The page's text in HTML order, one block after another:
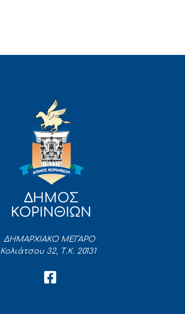
ΔΗΜΟΣ
ΚΟΡΙΝΘΙΩΝ
ΔΗΜΑΡΧΙΑΚΟ ΜΕΓΑΡΟ
Κολιάτσου 32, Τ.Κ. 20131